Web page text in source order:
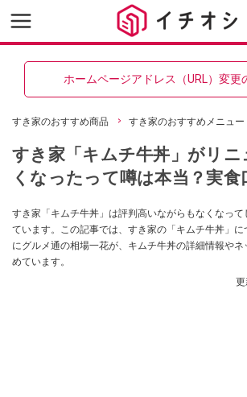
ホームページアドレス（URL）変更
すき家のおすすめ商品 すき家のおすすめメニュー
すき家「キムチ牛丼」がリニ
くなったって噂は本当？実
すき家「キムチ牛丼」は評判高いながらもなくなって
ています。この記事では、すき家の「キムチ牛丼」
にグルメ通の相場一花が、キムチ牛丼の詳細情報やネ
めています。
更